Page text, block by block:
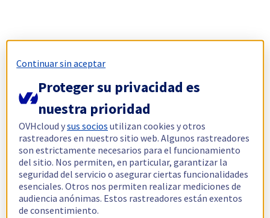
Continuar sin aceptar
Proteger su privacidad es
nuestra prioridad
OVHcloud ysus socios utilizan cookies y otros
rastreadores en nuestro sitio web. Algunos rastreadores
son estrictamente necesarios para el funcionamiento
del sitio. Nos permiten, en particular, garantizar la
seguridad del servicio o asegurar ciertas funcionalidades
esenciales. Otros nos permiten realizar mediciones de
audiencia anónimas. Estos rastreadores están exentos
de consentimiento.